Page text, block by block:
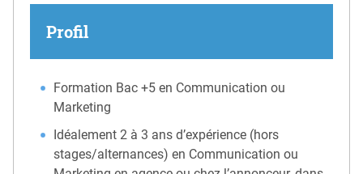
Profil
Formation Bac +5 en Communication ou
Marketing
Idéalement 2 à 3 ans d’expérience (hors
stages/alternances) en Communication ou